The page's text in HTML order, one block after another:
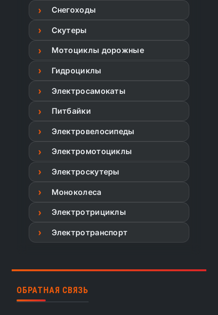
Снегоходы
Скутеры
Мотоциклы дорожные
Гидроциклы
Электросамокаты
Питбайки
Электровелосипеды
Электромотоциклы
Электроскутеры
Моноколеса
Электротрициклы
Электротранспорт
ОБРАТНАЯ СВЯЗЬ